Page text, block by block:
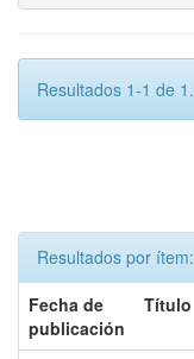
Resultados 1-1 de 1.
Resultados por ítem:
Fecha de
publicación
Título